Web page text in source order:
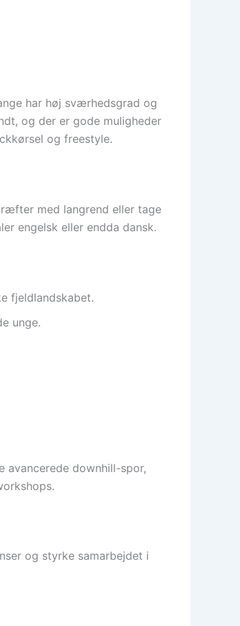
har høj sværhedsgrad og
og der er gode muligheder
og freestyle.
med langrend eller tage
engelsk eller endda dansk.
fjeldlandskabet.
unge.
avancerede downhill-spor,
og styrke samarbejdet i